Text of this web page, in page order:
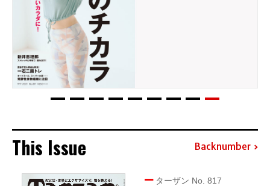
This Issue Backnumber
ターザン No. 817